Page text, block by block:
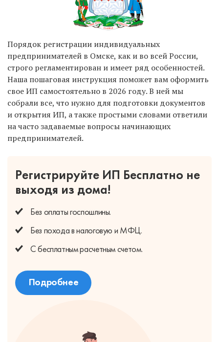
Порядок регистрации индивидуальных
предпринимателей в Омске, как и во всей России,
строго регламентирован и имеет ряд особенностей.
Наша пошаговая инструкция поможет вам оформить
свое ИП самостоятельно в 2026 году. В ней мы
собрали все, что нужно для подготовки документов
и открытия ИП, а также простыми словами ответили
на часто задаваемые вопросы начинающих
предпринимателей.
Регистрируйте ИП Бесплатно не
выходя из дома!
Без оплатыгоспошлины.
Без походав налоговую и МФЦ.
С бесплатнымрасчетным счетом.
Подробнее